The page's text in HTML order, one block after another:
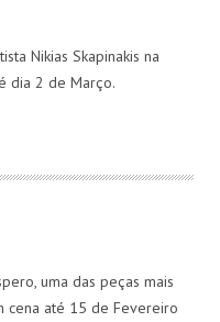
Nikias Skapinakis na
dia 2 de Março.
uma das peças mais
cena até 15 de Fevereiro